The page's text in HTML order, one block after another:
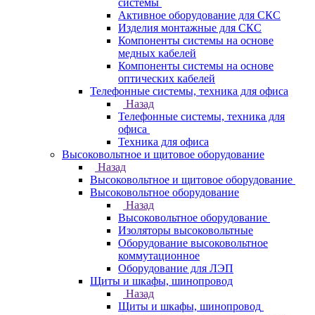
системы
Активное оборудование для СКС
Изделия монтажные для СКС
Компоненты системы на основе
медных кабелей
Компоненты системы на основе
оптических кабелей
Телефонные системы, техника для офиса
Назад
Телефонные системы, техника для
офиса
Техника для офиса
Высоковольтное и щитовое оборудование
Назад
Высоковольтное и щитовое оборудование
Высоковольтное оборудование
Назад
Высоковольтное оборудование
Изоляторы высоковольтные
Оборудование высоковольтное
коммутационное
Оборудование для ЛЭП
Щиты и шкафы, шинопровод
Назад
Щиты и шкафы, шинопровод